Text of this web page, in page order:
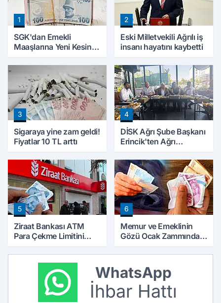
1
SGK'dan Emekli
Maaşlarına Yeni Kesinti
Borçları Aylıklardan
Tahsil Edilecek
2
Eski Milletvekili Ağrılı iş
insanı hayatını kaybetti
3
Sigaraya yine zam geldi!
Fiyatlar 10 TL arttı
4
DİSK Ağrı Şube Başkanı
Erincik'ten Ağrı
5
Ziraat Bankası ATM
Para Çekme Limitini
Limit 30 Bin TL Oldu
6
Memur ve Emeklinin
Gözü Ocak Zammında:
Olmaya Başladı
WhatsApp
İhbar Hattı